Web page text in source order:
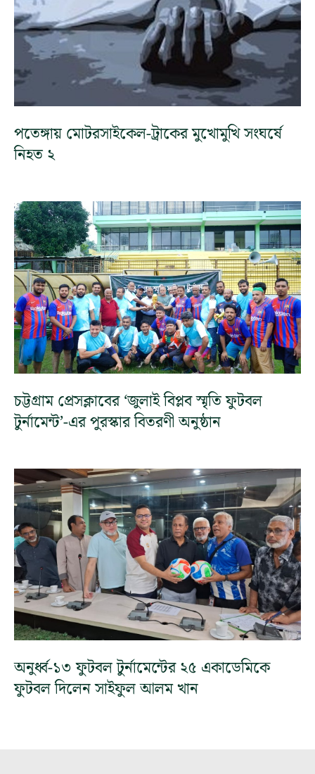
পতেঙ্গায় মোটরসাইকেল-ট্রাকের মুখোমুখি সংঘর্ষে
নিহত ২
চট্টগ্রাম প্রেসক্লাবের ‘জুলাই বিপ্লব স্মৃতি ফুটবল
টুর্নামেন্ট’-এর পুরস্কার বিতরণী অনুষ্ঠান
অনুর্ধ্ব-১৩ ফুটবল টুর্নামেন্টের ২৫ একাডেমিকে
ফুটবল দিলেন সাইফুল আলম খান